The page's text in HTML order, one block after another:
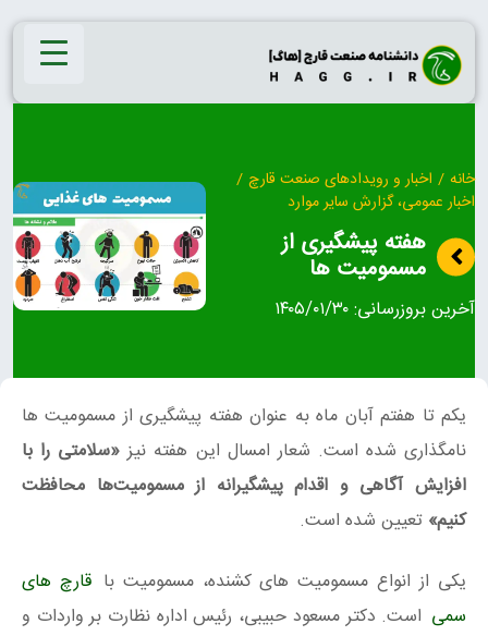
Skip
content
خانه / اخبار و رویدادهای صنعت قارچ /
اخبار عمومی، گزارش سایر موارد
هفته پیشگیری از
مسمومیت‌ ها
آخرین بروزرسانی:۱۴۰۵/۰۱/۳۰
یکم تا هفتم آبان ماه به عنوان هفته پیشگیری از مسمومیت‌ ها
نامگذاری شده است. شعار امسال این هفته نیز «سلامتی را با
افزایش آگاهی و اقدام پیشگیرانه از مسمومیت‌ها محافظت
کنیم» تعیین شده است.
یکی از انواع مسمومیت‌ های کشنده، مسمومیت با قارچ های
سمی است. دکتر مسعود حبیبی، رئیس اداره نظارت بر واردات و